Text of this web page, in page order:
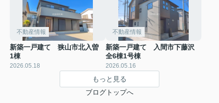
不動産情報
新築一戸建て 狭山市北入曽
1棟
2026.05.18
不動産情報
新築一戸建て 入間市下藤沢
全6棟1号棟
2026.05.16
もっと見る
ブログトップへ